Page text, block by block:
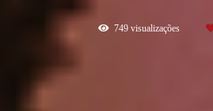
749 visualizações